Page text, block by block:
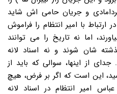
و جریان حامی اش شاید
با امیر انتظام را فراموش
اما نه تاریخ را می توانند
شان شوند و نه اسناد لانه
از اینها، سوالی که باید از
این است که اگر بر فرض، هیچ
امیر انتظام در اسناد لانه